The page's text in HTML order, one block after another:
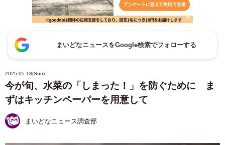
まいどなニュースをGoogle検索でフォローする
2025.05.18(Sun)
今が旬、水菜の「しまった！」を防ぐために ま
ずはキッチンペーパーを用意して
まいどなニュース調査部